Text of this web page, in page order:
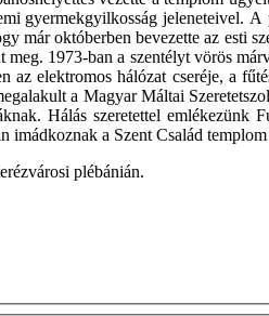
gyermekgyilkosság jeleneteivel.
már októberben bevezette az esti
meg. 1973-ban a szentélyt vörös
elektromos hálózat cseréje, a
a Magyar Máltai
Hálás szeretettel
imádkoznak a Szent Család
plébánián.